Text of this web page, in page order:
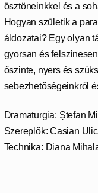
ösztöneinkkel és a
Hogyan születik a
áldozatai? Egy olyan
gyorsan és
őszinte, nyers és
sebezhetőségeinkről
Dramaturgia: Ștefan
Szereplők: Casian
Technika: Diana